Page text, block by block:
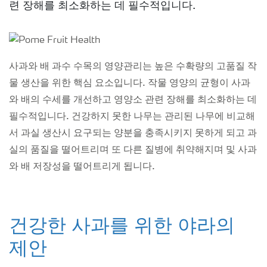
련 장해를 최소화하는 데 필수적입니다.
사과와 배 과수 수목의 영양관리는 높은 수확량의 고품질 작
물 생산을 위한 핵심 요소입니다. 작물 영양의 균형이 사과
와 배의 수세를 개선하고 영양소 관련 장해를 최소화하는 데
필수적입니다. 건강하지 못한 나무는 관리된 나무에 비교해
서 과실 생산시 요구되는 양분을 충족시키지 못하게 되고 과
실의 품질을 떨어트리며 또 다른 질병에 취약해지며 및 사과
와 배 저장성을 떨어트리게 됩니다.
건강한 사과를 위한 야라의
제안